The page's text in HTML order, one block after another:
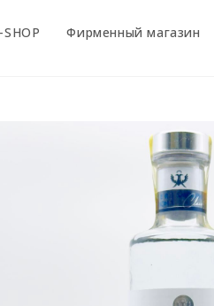
SHOP Фирменный магазин